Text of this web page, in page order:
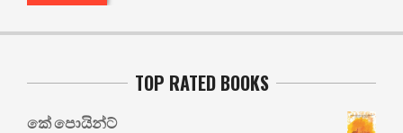
TOP RATED BOOKS
කේ පොයින්ට්